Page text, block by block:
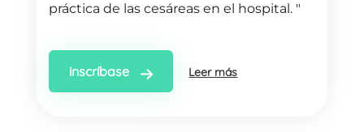
práctica de las cesáreas en el hospital. "
inscríbase Leer más